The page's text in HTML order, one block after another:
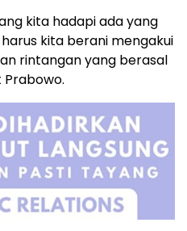
kita hadapi ada yang
kita berani mengakui
rintangan yang berasal
Prabowo.